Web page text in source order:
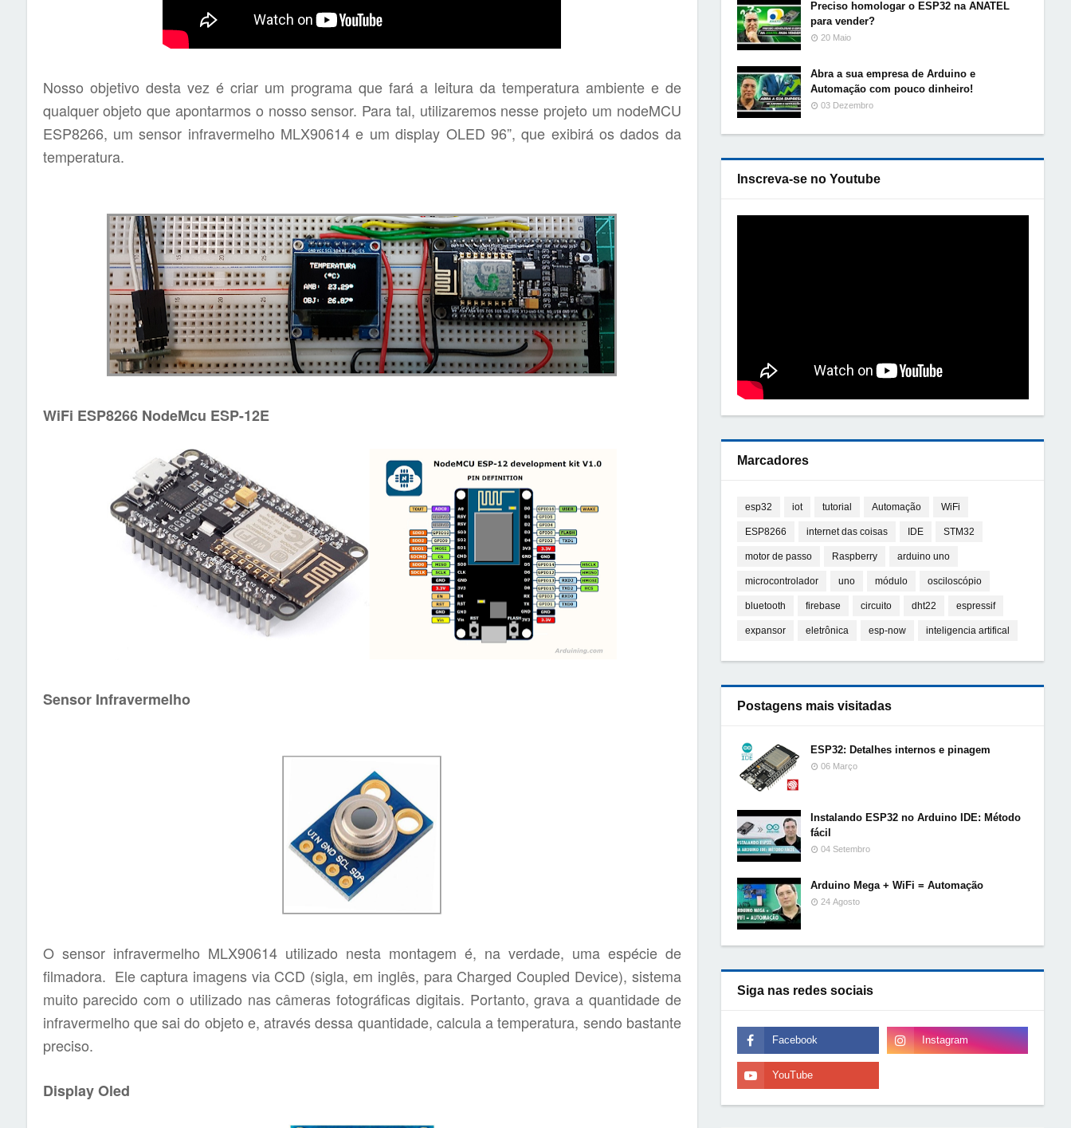
Nosso objetivo desta vez é criar um programa que fará a leitura da temperatura ambiente e de
qualquer objeto que apontarmos o nosso sensor. Para tal, utilizaremos nesse projeto um nodeMCU
ESP8266, um sensor infravermelho MLX90614 e um display OLED 96”, que exibirá os dados da
temperatura.
WiFi ESP8266 NodeMcu ESP-12E
Sensor Infravermelho
O sensor infravermelho MLX90614 utilizado nesta montagem é, na verdade, uma espécie de
filmadora. Ele captura imagens via CCD (sigla, em inglês, para Charged Coupled Device), sistema
muito parecido com o utilizado nas câmeras fotográficas digitais. Portanto, grava a quantidade de
infravermelho que sai do objeto e, através dessa quantidade, calcula a temperatura, sendo bastante
preciso.
Display Oled
Preciso homologar o ESP32 na ANATEL
para vender?
20 Maio
Abra a sua empresa de Arduino e
Automação com pouco dinheiro!
03 Dezembro
Inscreva-se no Youtube
Marcadores
esp32 iot tutorial Automação WiFi
ESP8266 internet das coisas IDE STM32
motor de passo Raspberry arduino uno
microcontrolador uno módulo osciloscópio
bluetooth firebase circuito dht22 espressif
expansor eletrônica esp-now inteligencia artifical
Postagens mais visitadas
ESP32: Detalhes internos e pinagem
06 Março
Instalando ESP32 no Arduino IDE: Método
fácil
04 Setembro
Arduino Mega + WiFi = Automação
24 Agosto
Siga nas redes sociais